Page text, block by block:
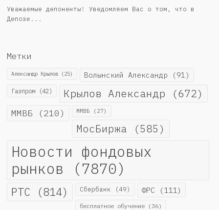
Уважаемые депоненты! Уведомляем Вас о том, что в
Депози...
Метки
Александр Крылов (25) Волынский Александр (91)
Газпром (42) Крылов Александр (672)
ММВБ (210) ММВБ (27)
МосБиржа (585)
Новости фондовых
рынков (7870)
РТС (814) Сбербанк (49) ФРС (111)
бесплатное обучение (36)